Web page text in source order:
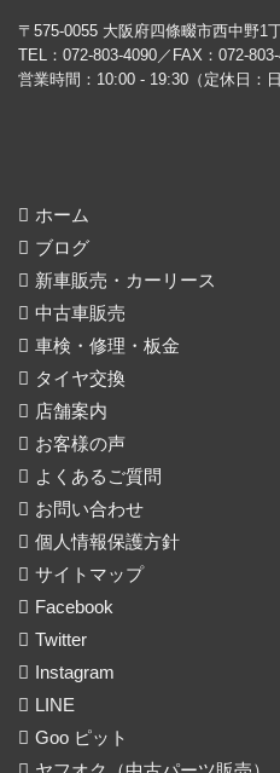
〒575-0055 大阪府四條畷市西中野1
TEL：072-803-4090／FAX：072-803-
営業時間：10:00 - 19:30（定休日：日
ホーム
ブログ
新車販売・カーリース
中古車販売
車検・修理・板金
タイヤ交換
店舗案内
お客様の声
よくあるご質問
お問い合わせ
個人情報保護方針
サイトマップ
Facebook
Twitter
Instagram
LINE
Goo ピット